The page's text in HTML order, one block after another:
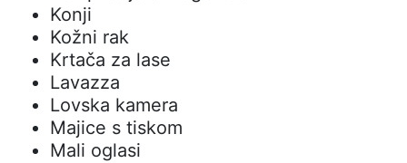
Konji
Kožni rak
Krtača za lase
Lavazza
Lovska kamera
Majice s tiskom
Mali oglasi